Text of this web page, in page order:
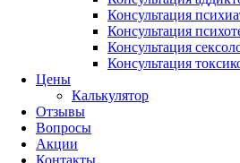
Консультация
Консультация
Консультация
Консультация
Цены
Калькулятор
Отзывы
Вопросы
Акции
Контакты